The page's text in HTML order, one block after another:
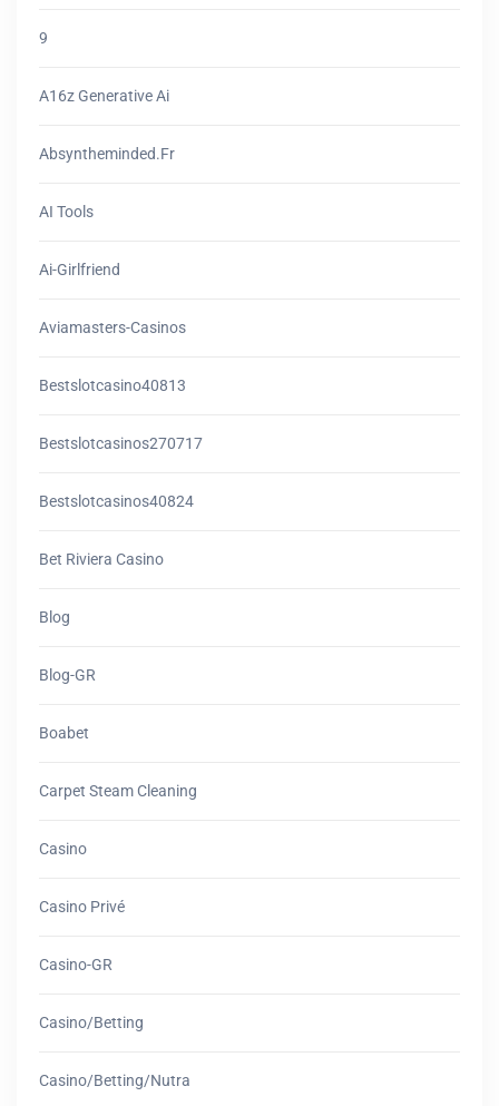
9
A16z Generative Ai
Absyntheminded.fr
AI Tools
Ai-Girlfriend
Aviamasters-Casinos
Bestslotcasino40813
Bestslotcasinos270717
Bestslotcasinos40824
Bet Riviera Casino
Blog
Blog-GR
Boabet
Carpet Steam Cleaning
Casino
Casino Privé
Casino-GR
Casino/betting
Casino/betting/nutra